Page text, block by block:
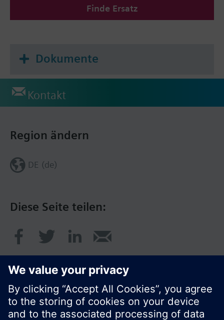
Finde Ersatz
Dokumente
Kontakt
Diese Seite teilen:
Region ändern
DE (de)